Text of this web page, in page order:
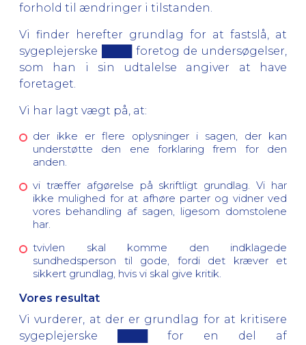
forhold til ændringer i tilstanden.
Vi finder herefter grundlag for at fastslå, at
sygeplejerske ████ foretog de undersøgelser,
som han i sin udtalelse angiver at have
foretaget.
Vi har lagt vægt på, at:
der ikke er flere oplysninger i sagen, der kan
understøtte den ene forklaring frem for den
anden.
vi træffer afgørelse på skriftligt grundlag. Vi har
ikke mulighed for at afhøre parter og vidner ved
vores behandling af sagen, ligesom domstolene
har.
tvivlen skal komme den indklagede
sundhedsperson til gode, fordi det kræver et
sikkert grundlag, hvis vi skal give kritik.
Vores resultat
Vi vurderer, at der er grundlag for at kritisere
sygeplejerske ████ for en del af